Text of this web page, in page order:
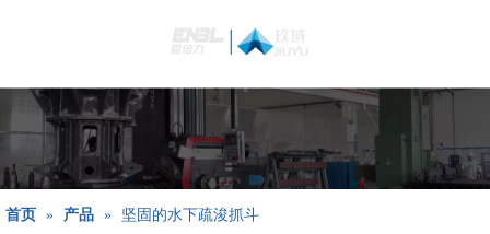
indonesia
日本語
Pусский
首页 » 产品 » 坚固的水下疏浚抓斗